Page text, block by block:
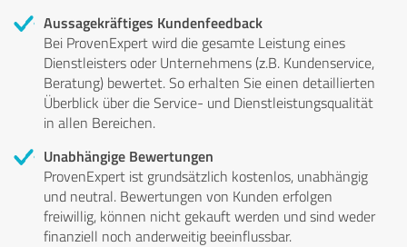
Aussagekräftiges Kundenfeedback
Bei ProvenExpert wird die gesamte Leistung eines
Dienstleisters oder Unternehmens (z.B. Kundenservice,
Beratung) bewertet. So erhalten Sie einen detaillierten
Überblick über die Service- und Dienstleistungsqualität
in allen Bereichen.
Unabhängige Bewertungen
ProvenExpert ist grundsätzlich kostenlos, unabhängig
und neutral. Bewertungen von Kunden erfolgen
freiwillig, können nicht gekauft werden und sind weder
finanziell noch anderweitig beeinflussbar.